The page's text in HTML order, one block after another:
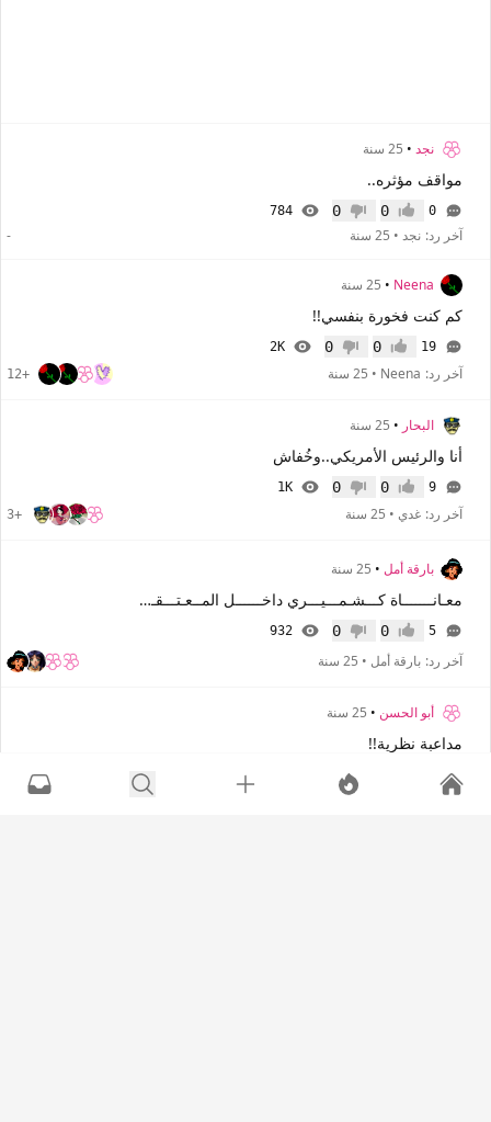
نجد • 25 سنة
مواقف مؤثره..
0 إعجاب0 عدم إعجاب
0
784
آخر رد: نجد • 25 سنة -
Neena
• 25 سنة
كم كنت فخورة بنفسي!!
19 إعجاب0 عدم إعجاب
0
2K
آخر رد: Neena
• 25 سنة +12
البحار • 25 سنة
أنا والرئيس الأمريكي..وخُفاش
9 إعجاب0 عدم إعجاب
0
1K
آخر رد: غدي • 25 سنة +3
بارقة أمل • 25 سنة
معـانـــــــاة كـــشـمـــيـــري داخــــــل المــعـتـــقــــــــــل ؟!!
5 إعجاب0 عدم إعجاب
0
932
آخر رد: بارقة أمل • 25 سنة
أبو الحسن • 25 سنة
مداعبة نظرية!!
عدم إعجاب
آخر رد: 25 سنة